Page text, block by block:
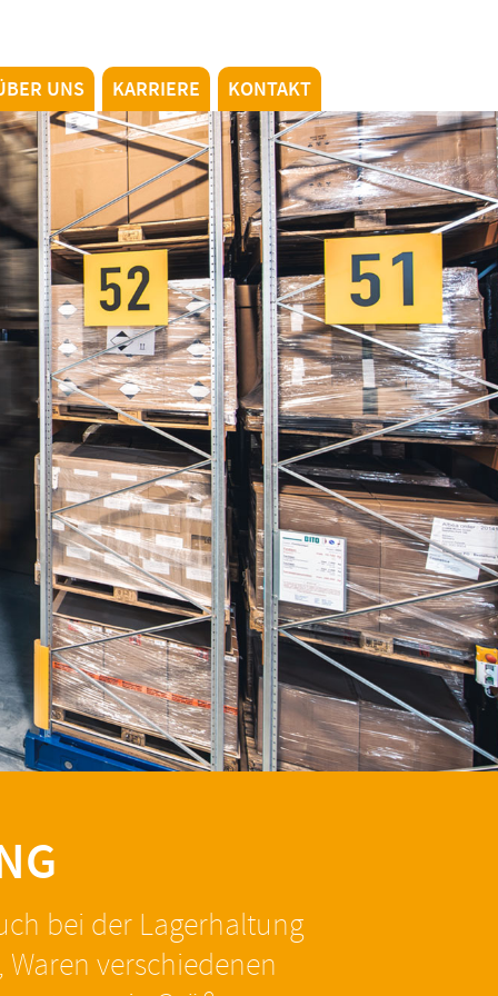
UNS KARRIERE KONTAKT
bei der Lagerhaltung
verschiedenen